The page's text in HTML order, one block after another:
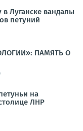
Луганске вандалы
петуний
ПАМЯТЬ О
на
ЛНР